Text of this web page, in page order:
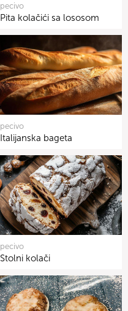
pecivo
Pita kolačići sa lososom
pecivo
Italijanska bageta
pecivo
Stolni kolači